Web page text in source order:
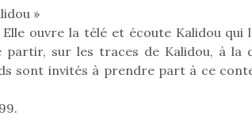
»
ouvre la télé et écoute Kalidou qui
sur les traces de Kalidou, à la
sont invités à prendre part à ce